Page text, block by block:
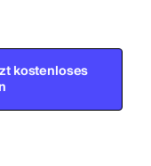
kostenloses